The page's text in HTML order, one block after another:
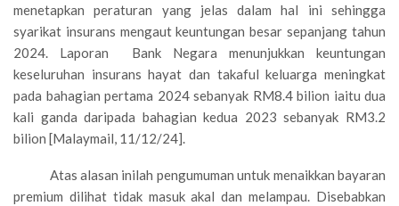
menetapkan peraturan yang jelas dalam hal ini sehingga
syarikat insurans mengaut keuntungan besar sepanjang tahun
2024. Laporan Bank Negara menunjukkan keuntungan
keseluruhan insurans hayat dan takaful keluarga meningkat
pada bahagian pertama 2024 sebanyak RM8.4 bilion iaitu dua
kali ganda daripada bahagian kedua 2023 sebanyak RM3.2
bilion [Malaymail, 11/12/24].
Atas alasan inilah pengumuman untuk menaikkan bayaran
premium dilihat tidak masuk akal dan melampau. Disebabkan